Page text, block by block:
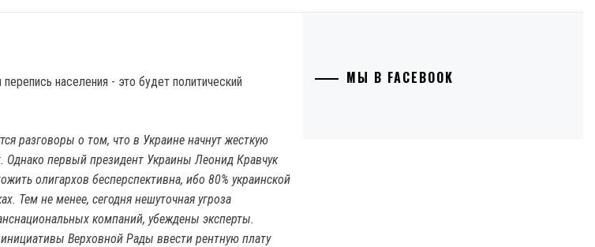
разговоры о том, что в Украине начнут жесткую
Однако первый президент Украины Леонид Кравчук
олигархов бесперспективна, ибо 80% украинской
Тем не менее, сегодня нешуточная угроза
компаний, убеждены эксперты.
Верховной Рады ввести рентную плату
МЫ В FACEBOOK